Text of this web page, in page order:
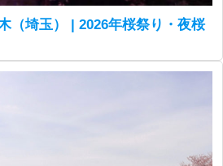
（埼玉） | 2026年桜祭り・夜桜